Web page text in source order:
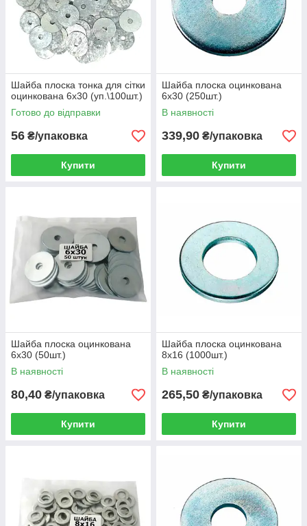
Шайба плоска тонка для сітки
оцинкована 6х30 (уп.\100шт.)
Готово до відправки
56 ₴/упаковка
Купити
Шайба плоска оцинкована
6х30 (250шт.)
В наявності
339,90 ₴/упаковка
Купити
Шайба плоска оцинкована
6х30 (50шт.)
В наявності
80,40 ₴/упаковка
Купити
Шайба плоска оцинкована
8х16 (1000шт.)
В наявності
265,50 ₴/упаковка
Купити